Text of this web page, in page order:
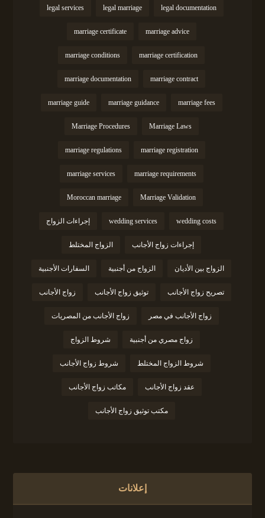
legal documentation
legal marriage
legal services
marriage advice
marriage certificate
marriage certification
marriage conditions
marriage contract
marriage documentation
marriage fees
marriage guidance
marriage guide
Marriage Laws
Marriage Procedures
marriage registration
marriage regulations
marriage requirements
marriage services
Marriage Validation
Moroccan marriage
wedding costs
wedding services إجراءات الزواج
إجراءات زواج الأجانب الزواج المختلط
الزواج بين الأديان الزواج من أجنبية السفارات الأجنبية
تصريح زواج الأجانب توثيق زواج الأجانب زواج الأجانب
زواج الأجانب في مصر زواج الأجانب من المصريات
زواج مصري من أجنبية شروط الزواج
شروط الزواج المختلط شروط زواج الأجانب
عقد زواج الأجانب مكاتب زواج الأجانب
مكتب توثيق زواج الأجانب
إعلانات